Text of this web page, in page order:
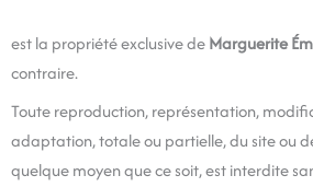
est la propriété exclusive deMarguerite
contraire.
Toute reproduction, représentation,
adaptation, totale ou partielle, du site ou
quelque moyen que ce soit, est interdite